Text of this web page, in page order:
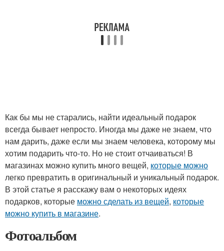
Как бы мы не старались, найти идеальный подарок
всегда бывает непросто. Иногда мы даже не знаем, что
нам дарить, даже если мы знаем человека, которому мы
хотим подарить что-то. Но не стоит отчаиваться! В
магазинах можно купить много вещей, которые можно
легко превратить в оригинальный и уникальный подарок.
В этой статье я расскажу вам о некоторых идеях
подарков, которые можно сделать из вещей, которые
можно купить в магазине.
Фотоальбом